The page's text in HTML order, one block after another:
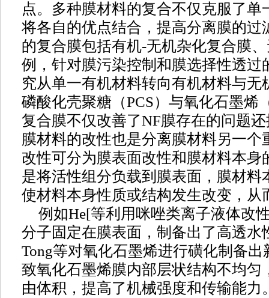
点。多种膜材料的复合不仅克服了
将各自的优点结合，提高分离膜的过
的复合膜包括有机-无机杂化复合膜
例，针对膜污染控制和膜选择性透过
究从单一有机材料转向有机材料与无
磷酸化壳聚糖（PCS）与氧化石墨烯
复合膜不仅改善了NF膜存在的问题
膜材料的改性也是分离膜材料另一
改性可分为膜表面改性和膜材料本
是将活性组分负载到膜表面，膜材
使材料本身性质或结构发生改变，从
例如He[等利用咪唑类离子液体改
分子固定在膜表面，制备出了高透水
Tong等对氧化石墨烯进行磺化制备
致氧化石墨烯膜内部层状结构不均匀
由体积，提高了机械强度和传输能力